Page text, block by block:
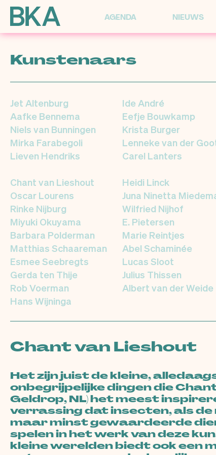
AGENDA NIEUWS
Kunstenaars
Jet Altenburg Ide André
Aafke Bennema
Eefje Bouwkamp
Niels van Bunningen
Krista Burger
Mirka Farabegoli
Lenneke van der
Lieven Hendriks
Carel Lanters
Chant van Lieshout
Heidi Linck
Oscar Lourens
Juna Ninetta
Rinke Nijburg
Wilfried Nijhof
Miyuki Okuyama
E. Pietersen
Barbara Polderman
Marie Reintjes
Matthias Schaareman
Abel Schaminée
Esmee Seebregts
Lucas Sloot
Gerda ten Thije
Julius Thissen
Rob Voerman
Albert van der Weide
Hans Wijninga
Chant van Lieshout
Het zijn juist de kleine,
onbegrijpelijke dingen die
Geldrop, NL) het meest
verrassing dat insecten, als
maar minst gewaardeerde
spelen in het werk van deze
kleine werelden biedt ook een